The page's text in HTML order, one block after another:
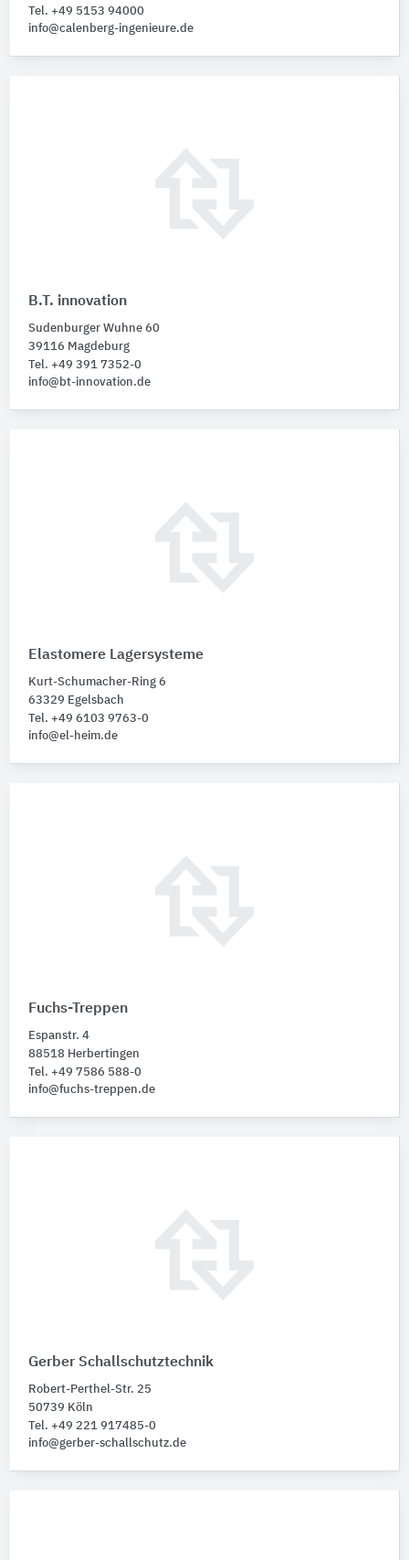
Tel. +49 5153 94000
info@calenberg-ingenieure.de
B.T. innovation
Sudenburger Wuhne 60
39116 Magdeburg
Tel. +49 391 7352-0
info@bt-innovation.de
Elastomere Lagersysteme
Kurt-Schumacher-Ring 6
63329 Egelsbach
Tel. +49 6103 9763-0
info@el-heim.de
Fuchs-Treppen
Espanstr. 4
88518 Herbertingen
Tel. +49 7586 588-0
info@fuchs-treppen.de
Gerber Schallschutztechnik
Robert-Perthel-Str. 25
50739 Köln
Tel. +49 221 917485-0
info@gerber-schallschutz.de